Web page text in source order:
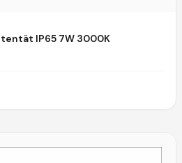
IP65 7W 3000K